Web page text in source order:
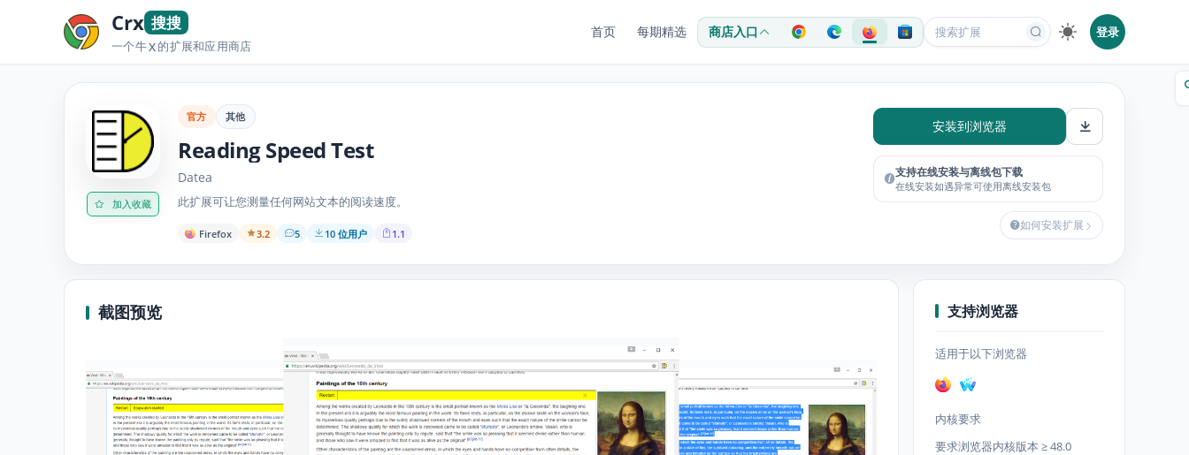
Crx 搜搜
一个牛X的扩展和应用商店
首页 每期精选 商店入口 登录
加入收藏
官方 其他
Reading Speed Test
Datea
此扩展可让您测量任何网站文本的阅读速度。
Firefox 3.2 5 10 位用户 1.1
安装到浏览器
支持在线安装与离线包下载
在线安装如遇异常可使用离线安装包
如何安装扩展
截图预览 支持浏览器
适用于以下浏览器
内核要求
要求浏览器内核版本 ≥ 48.0